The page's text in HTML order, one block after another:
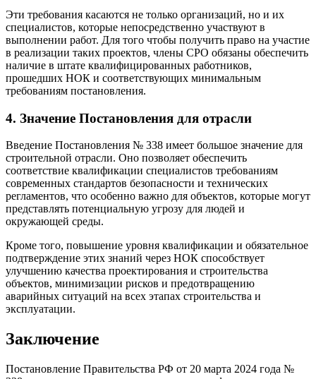
Эти требования касаются не только организаций, но и их
специалистов, которые непосредственно участвуют в
выполнении работ. Для того чтобы получить право на участие
в реализации таких проектов, члены СРО обязаны обеспечить
наличие в штате квалифицированных работников,
прошедших НОК и соответствующих минимальным
требованиям постановления.
4. Значение Постановления для отрасли
Введение Постановления № 338 имеет большое значение для
строительной отрасли. Оно позволяет обеспечить
соответствие квалификации специалистов требованиям
современных стандартов безопасности и технических
регламентов, что особенно важно для объектов, которые могут
представлять потенциальную угрозу для людей и
окружающей среды.
Кроме того, повышение уровня квалификации и обязательное
подтверждение этих знаний через НОК способствует
улучшению качества проектирования и строительства
объектов, минимизации рисков и предотвращению
аварийных ситуаций на всех этапах строительства и
эксплуатации.
Заключение
Постановление Правительства РФ от 20 марта 2024 года №